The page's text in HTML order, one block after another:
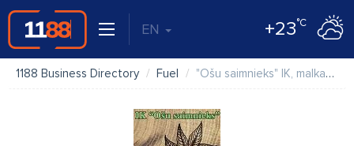
EN +23°C
1188 Business Directory Fuel "Ošu saimnieks" IK, malkas tirdzniecība